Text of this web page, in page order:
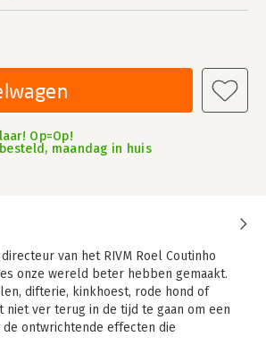
Op=Op!
maandag in huis
van het RIVM Roel Coutinho
onze wereld beter hebben gemaakt.
difterie, kinkhoest, rode hond of
niet ver terug in de tijd te gaan om een
ontwrichtende effecten die